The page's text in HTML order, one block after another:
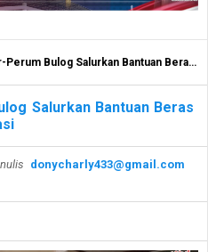
Salurkan Bantuan Beras Kepada Warga Transmigrasi
Salurkan Bantuan Beras
donycharly433@gmail.com